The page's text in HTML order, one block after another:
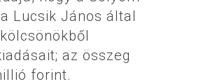
Lucsik János által
az összeg
forint.